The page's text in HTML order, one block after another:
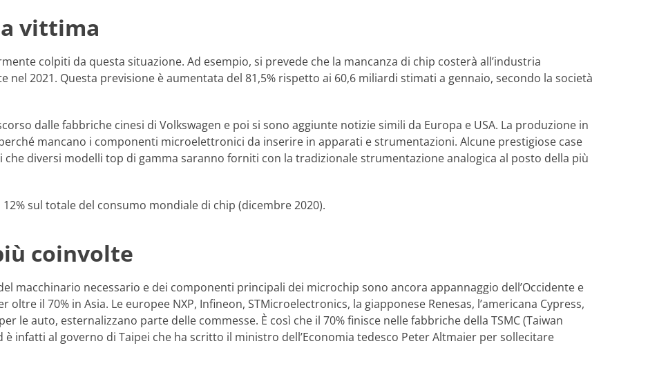
vittima
colpiti da questa situazione. Ad esempio, si prevede che la mancanza di chip costerà all’industria
2021. Questa previsione è aumentata del 81,5% rispetto ai 60,6 miliardi stimati a gennaio, secondo la società
dalle fabbriche cinesi di Volkswagen e poi si sono aggiunte notizie simili da Europa e USA. La produzione in
mancano i componenti microelettronici da inserire in apparati e strumentazioni. Alcune prestigiose case
diversi modelli top di gamma saranno forniti con la tradizionale strumentazione analogica al posto della più
sul totale del consumo mondiale di chip (dicembre 2020).
coinvolte
macchinario necessario e dei componenti principali dei microchip sono ancora appannaggio dell’Occidente e
il 70% in Asia. Le europee NXP, Infineon, STMicroelectronics, la giapponese Renesas, l’americana Cypress,
le auto, esternalizzano parte delle commesse. È così che il 70% finisce nelle fabbriche della TSMC (Taiwan
infatti al governo di Taipei che ha scritto il ministro dell’Economia tedesco Peter Altmaier per sollecitare